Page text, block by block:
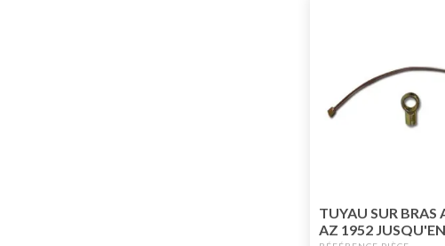
TUYAU SUR BRAS
AZ 1952